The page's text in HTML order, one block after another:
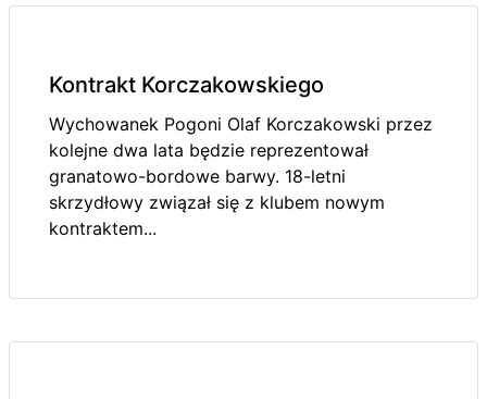
Kontrakt Korczakowskiego
Wychowanek Pogoni Olaf Korczakowski przez
kolejne dwa lata będzie reprezentował
granatowo-bordowe barwy. 18-letni
skrzydłowy związał się z klubem nowym
kontraktem...